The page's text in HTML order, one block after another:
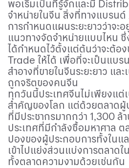
พอเริ่มเป็นที่รู้จักและมี
จำหน่ายในจีน สิ่งที่ทางแบรนด์
การกำหนดแผนระยะยาวว่าจะ
แนวทางจัดจำหน่ายแบบไหน
ได้กำหนดไว้ตั้งแต่ต้นว่าจะต้อง
Trade ให้ได้ เพื่อที่จะเป็นแบ
สำอางที่ขายในจีนระยะยาว และ
ถูกจริตของคนจีน
ทุกวันนี้ประเทศจีนไม่เพียงแต่
สำคัญของโลก แต่ด้วยตลาด
ที่มีประชากรมากกว่า 1,300 ล้
ประเทศที่มีกำลังซื้อมหาศาล
ปองของผู้ประกอบการทั้งในแล
เข้าไปแย่งส่วนแบ่งการตลาด
ทั้งตลาดความงามด้วยเช่นกัน